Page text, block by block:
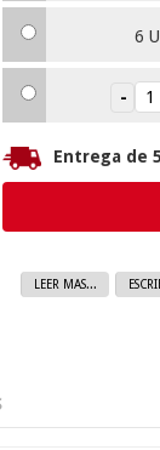
6
Entrega de
LEER MAS...